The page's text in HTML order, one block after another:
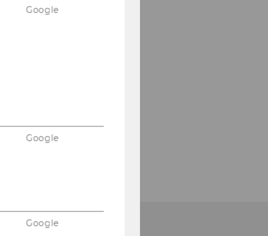
Google
Google
Google